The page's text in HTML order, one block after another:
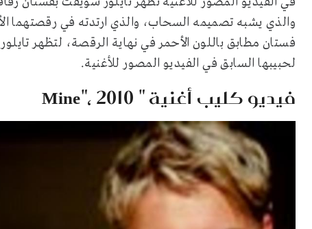
والذي يشبه تصميمه السحاب، والذي ارتدته في رقصتهما
فستان مطابق باللون الأحمر في نهاية الرقصة، لتظهر
لحبيبها السابق في الفيديو المصور للأغنية.
فيديو كليب أغنية " Mine"، 2010